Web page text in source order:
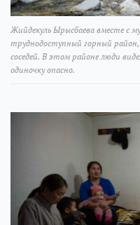
Жийдекуль Ырысбаева вместе с
труднодоступный горный
соседей. В этом районе люди
одиночку опасно.